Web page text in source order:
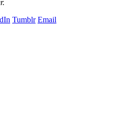
Tumblr Email